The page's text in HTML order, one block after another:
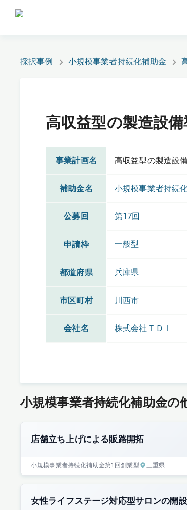
採択事例 小規模事業者持続化補助金
高収益型の製造設
事業計画名 高収益型の製造設
補助金名 小規模事業者持続
公募回 第17回
申請枠 一般型
都道府県 兵庫県
市区町村 川西市
会社名 株式会社ＴＤＩ
小規模事業者持続化補助金の
店舗立ち上げによる販路開拓
小規模事業者持続化補助金第1回創業型 三重県
女性ライフステージ対応型サロンの開設